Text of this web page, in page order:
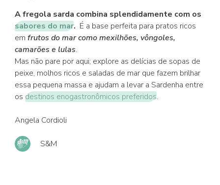
A fregola sarda combina splendidamente com os
sabores do mar. É a base perfeita para pratos ricos
em frutos do mar como mexilhões, vôngoles,
camarões e lulas.
Mas não pare por aqui; explore as delícias de sopas de
peixe, molhos ricos e saladas de mar que fazem brilhar
essa pequena massa e ajudam a levar a Sardenha entre
os destinos enogastronômicos preferidos.
Angela Cordioli
S&M